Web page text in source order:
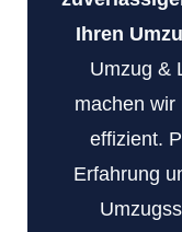
Ihren
Umzug &
machen wir
effizient.
Erfahrung